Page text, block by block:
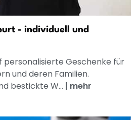
- individuell und
personalisierte Geschenke für
und deren Familien.
bestickte W... | mehr